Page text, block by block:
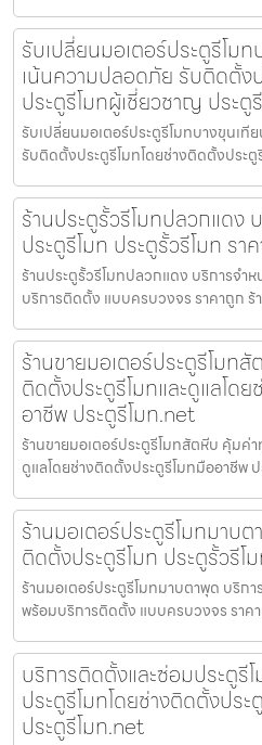
รับเปลี่ยนมอเตอร์ประตูรีโม
เน้นความปลอดภัย รับติดตั้ง
ประตูรีโมทผู้เชี่ยวชาญ ประตู
รับเปลี่ยนมอเตอร์ประตูรีโมทบางขุนเ
รับติดตั้งประตูรีโมทโดยช่างติดตั้งประตู
ร้านประตูรั้วรีโมทปลวกแดง
ประตูรีโมท ประตูรั้วรีโมท รา
ร้านประตูรั้วรีโมทปลวกแดง บริการจำห
บริการติดตั้ง แบบครบวงจร ราคาถูก ร้
ร้านขายมอเตอร์ประตูรีโมท
ติดตั้งประตูรีโมทและดูแลโด
อาชีพ ประตูรีโมท.net
ร้านขายมอเตอร์ประตูรีโมทสัตหีบ คุ้มค่
ดูแลโดยช่างติดตั้งประตูรีโมทมืออาชีพ
ร้านมอเตอร์ประตูรีโมทมาบ
ติดตั้งประตูรีโมท ประตูรั้วรีโ
ร้านมอเตอร์ประตูรีโมทมาบตาพุด บริกา
พร้อมบริการติดตั้ง แบบครบวงจร ราค
บริการติดตั้งและซ่อมประตูรี
ประตูรีโมทโดยช่างติดตั้งปร
ประตูรีโมท.net